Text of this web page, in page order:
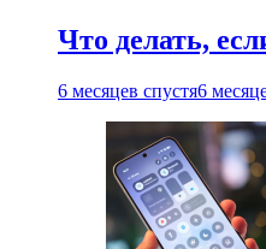
Что делать,
6 месяцев спустя6